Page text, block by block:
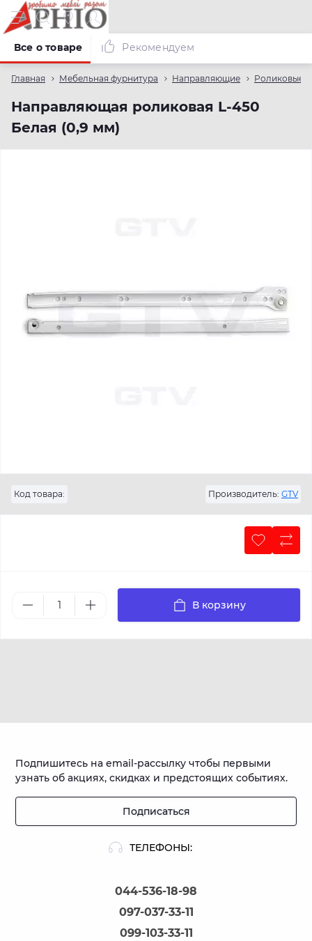
Главная Мебельная фурнитура Направляющие Роликовые
Направляющая роликовая L-450
Белая (0,9 мм)
Все о товаре Рекомендуем
Код товара: Производитель: GTV
В корзину
ТЕЛЕФОНЫ:
044-536-18-98
097-037-33-11
099-103-33-11
Подпишитесь на email-рассылку чтобы первыми
узнать об акциях, скидках и предстоящих событиях.
Подписаться